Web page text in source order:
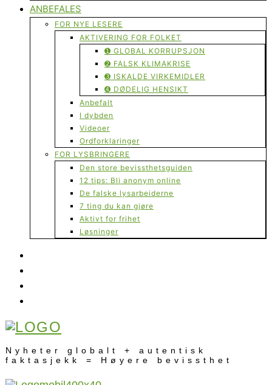
ANBEFALES
FOR NYE LESERE
AKTIVERING FOR FOLKET
➊ GLOBAL KORRUPSJON
➋ FALSK KLIMAKRISE
➌ ISKALDE VIRKEMIDLER
➍ DØDELIG HENSIKT
Anbefalt
I dybden
Videoer
Ordforklaringer
FOR LYSBRINGERE
Den store bevissthetsguiden
12 tips: Bli anonym online
De falske lysarbeiderne
7 ting du kan gjøre
Aktivt for frihet
Løsninger
Nyheter globalt + autentisk
faktasjekk = Høyere bevissthet